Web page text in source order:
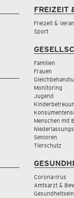
FREIZEIT
Freizeit &
Sport
Familien
Frauen
Monitoring
Jugend
Menschen mit
Senioren
Tierschutz
Coronavirus
Amtsarzt &